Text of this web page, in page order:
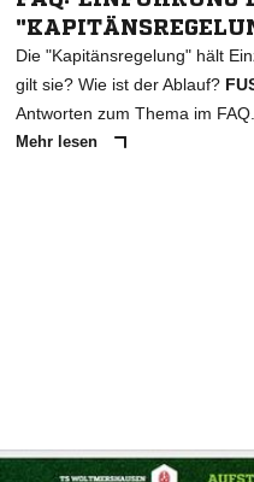
Die "Kapitänsregelung" hält
gilt sie? Wie ist der Ablauf?
Antworten zum Thema im FAQ.
Mehr lesen